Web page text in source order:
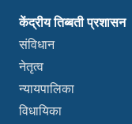
केंद्रीय तिब्बती प्रशासन
संविधान
नेतृत्व
न्यायपालिका
विधायिका